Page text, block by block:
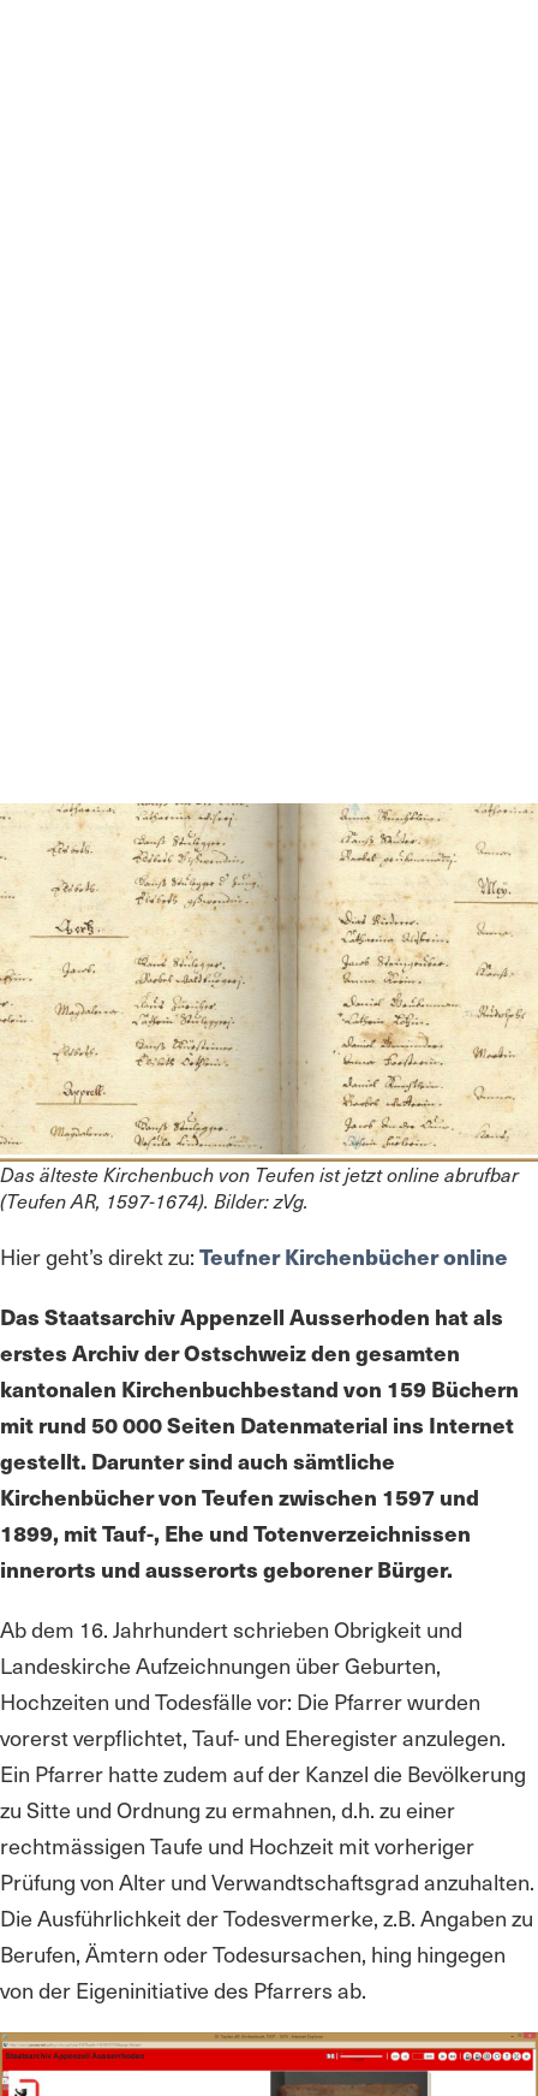
Das älteste Kirchenbuch von Teufen ist jetzt online abrufbar
(Teufen AR, 1597-1674). Bilder: zVg.
Hier geht’s direkt zu: Teufner Kirchenbücher online
Das Staatsarchiv Appenzell Ausserhoden hat als
erstes Archiv der Ostschweiz den gesamten
kantonalen Kirchenbuchbestand von 159 Büchern
mit rund 50 000 Seiten Datenmaterial ins Internet
gestellt. Darunter sind auch sämtliche
Kirchenbücher von Teufen zwischen 1597 und
1899, mit Tauf-, Ehe und Totenverzeichnissen
innerorts und ausserorts geborener Bürger.
Ab dem 16. Jahrhundert schrieben Obrigkeit und
Landeskirche Aufzeichnungen über Geburten,
Hochzeiten und Todesfälle vor: Die Pfarrer wurden
vorerst verpflichtet, Tauf- und Eheregister anzulegen.
Ein Pfarrer hatte zudem auf der Kanzel die Bevölkerung
zu Sitte und Ordnung zu ermahnen, d.h. zu einer
rechtmässigen Taufe und Hochzeit mit vorheriger
Prüfung von Alter und Verwandtschaftsgrad anzuhalten.
Die Ausführlichkeit der Todesvermerke, z.B. Angaben zu
Berufen, Ämtern oder Todesursachen, hing hingegen
von der Eigeninitiative des Pfarrers ab.